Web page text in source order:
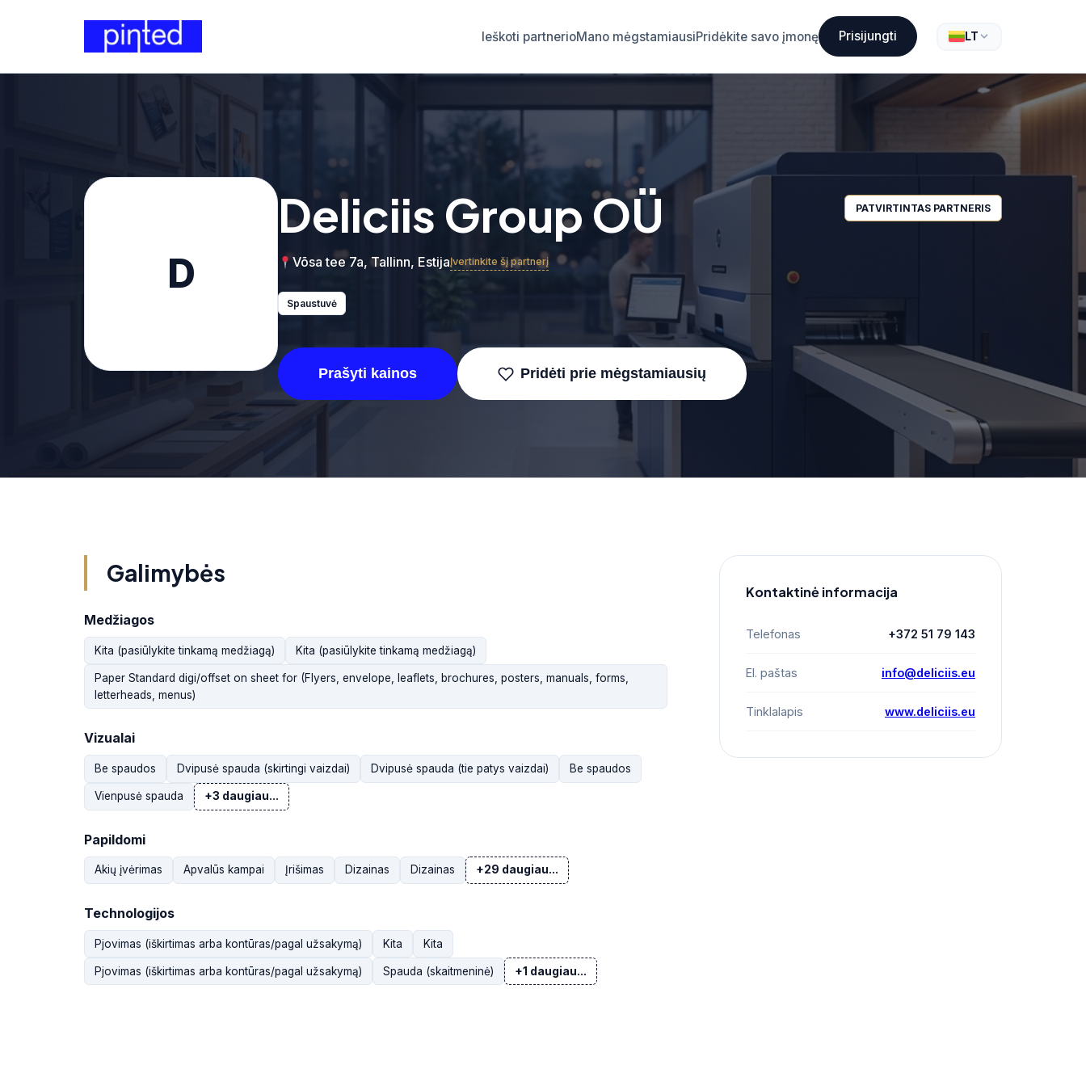
Ieškoti partnerioMano mėgstamiausiPridėkite savo įmonę Prisijungti LT
D
Deliciis Group OÜ PATVIRTINTAS PARTNERIS
Võsa tee 7a, Tallinn, EstijaĮvertinkite šį partnerį
Spaustuvė
Prašyti kainos Pridėti prie mėgstamiausių
Galimybės
Medžiagos
Kita (pasiūlykite tinkamą medžiagą) Kita (pasiūlykite tinkamą medžiagą)
Paper Standard digi/offset on sheet for (Flyers, envelope, leaflets, brochures, posters, manuals, forms,
letterheads, menus)
Vizualai
Be spaudos Dvipusė spauda (skirtingi vaizdai) Dvipusė spauda (tie patys vaizdai) Be spaudos
Vienpusė spauda +3 daugiau...
Papildomi
Akių įvėrimas Apvalūs kampai Įrišimas Dizainas Dizainas +29 daugiau...
Technologijos
Pjovimas (iškirtimas arba kontūras/pagal užsakymą) Kita Kita
Pjovimas (iškirtimas arba kontūras/pagal užsakymą) Spauda (skaitmeninė) +1 daugiau...
Kontaktinė informacija
Telefonas +372 51 79 143
El. paštas info@deliciis.eu
Tinklalapis www.deliciis.eu